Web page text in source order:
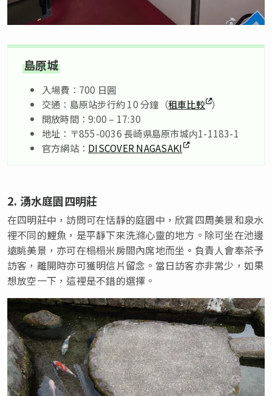
島原城
入場費：700 日圓
交通：島原站步行約 10 分鐘（租車比較 ）
開放時間：9:00 – 17:30
地址：〒855-0036 長崎県島原市城内1-1183-1
官方網站： DISCOVER NAGASAKI
2. 湧水庭園四明莊
在四明莊中，訪問可在恬靜的庭園中，欣賞四周美景和泉水
裡不同的鯉魚，是平靜下來洗滌心靈的地方。除可坐在池邊
遠眺美景，亦可在榻榻米房間內席地而坐。負責人會奉茶予
訪客，離開時亦可獲明信片留念。當日訪客亦非常少，如果
想放空一下，這裡是不錯的選擇。